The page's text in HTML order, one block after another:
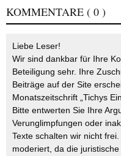
KOMMENTARE ( 0 )
Liebe Leser!
Wir sind dankbar für Ihre
Beteiligung sehr. Ihre
Beiträge auf der Site
Monatszeitschrift „Tichys
Bitte entwerten Sie Ihre
Verunglimpfungen oder
Texte schalten wir nicht
moderiert, da die